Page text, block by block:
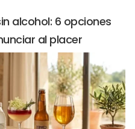
alcohol: 6 opciones
al placer